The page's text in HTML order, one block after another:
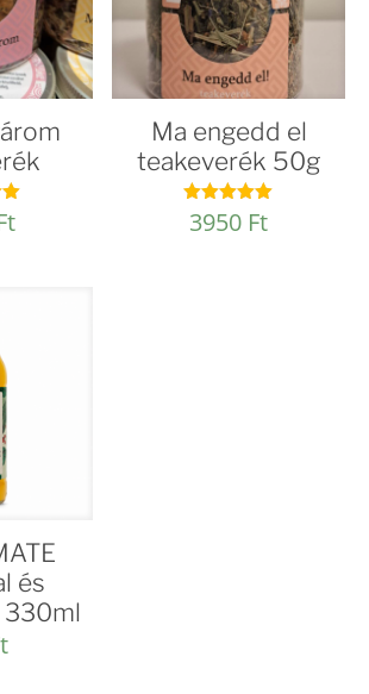
Ma engedd el
teakeverék 50g
Értékelés:
5.00
3950 Ft
és
330ml